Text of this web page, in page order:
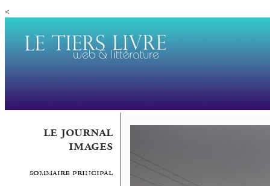
<
le journal
images
sommaire principal